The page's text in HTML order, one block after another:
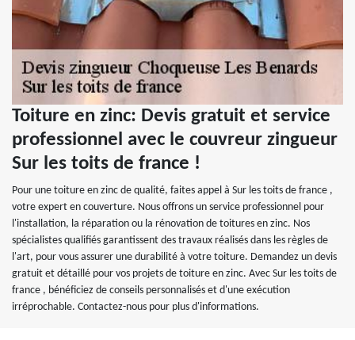
Toiture en zinc: Devis gratuit et service
professionnel avec le couvreur zingueur
Sur les toits de france !
Pour une toiture en zinc de qualité, faites appel à Sur les toits de france ,
votre expert en couverture. Nous offrons un service professionnel pour
l'installation, la réparation ou la rénovation de toitures en zinc. Nos
spécialistes qualifiés garantissent des travaux réalisés dans les règles de
l'art, pour vous assurer une durabilité à votre toiture. Demandez un devis
gratuit et détaillé pour vos projets de toiture en zinc. Avec Sur les toits de
france , bénéficiez de conseils personnalisés et d'une exécution
irréprochable. Contactez-nous pour plus d'informations.